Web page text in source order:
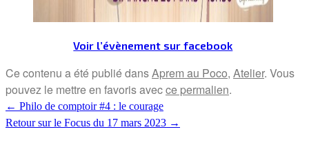
Voir l’évènement sur facebook
Ce contenu a été publié dansAprem au Poco, Atelier. Vous
pouvez le mettre en favoris avecce permalien.
← Philo de comptoir #4 : le courage
Retour sur le Focus du 17 mars 2023 →